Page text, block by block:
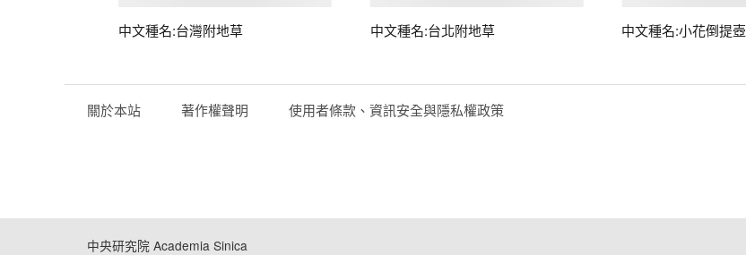
中文種名:台灣附地草 中文種名:台北附地草 中文種名:小花倒提壺
關於本站 著作權聲明 使用者條款、資訊安全與隱私權政策
中央研究院 Academia Sinica